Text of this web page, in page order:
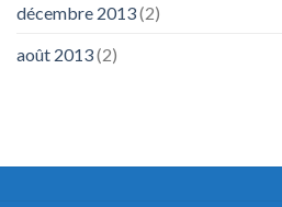
décembre 2013(2)
août 2013(2)